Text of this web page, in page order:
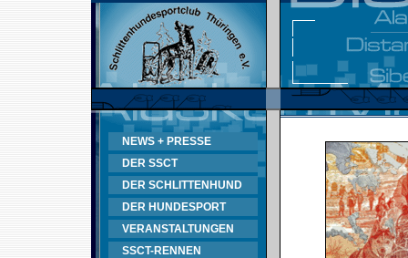
NEWS + PRESSE
DER SSCT
DER SCHLITTENHUND
DER HUNDESPORT
VERANSTALTUNGEN
SSCT-RENNEN